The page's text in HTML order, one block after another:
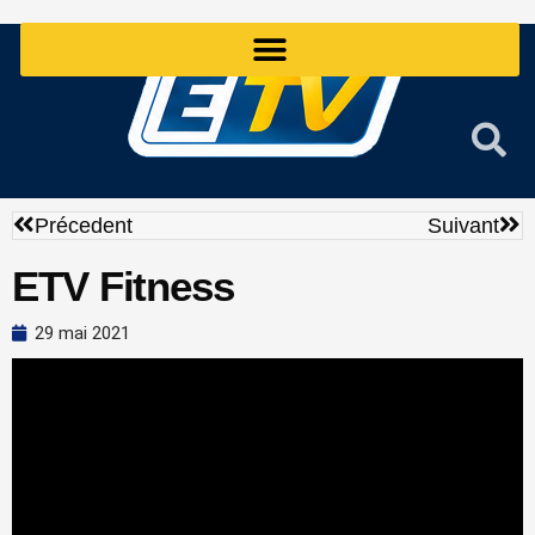
Précédent
Précedent Suivant
ETV Fitness
29 mai 2021